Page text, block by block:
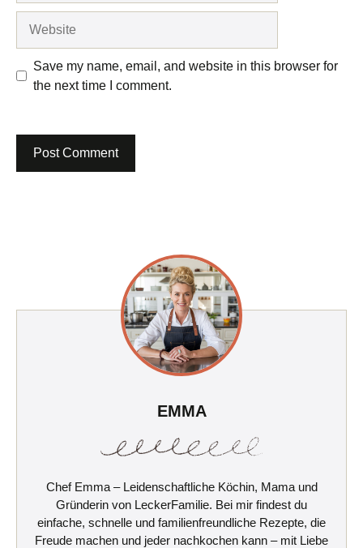
Save my name, email, and website in this browser for
the next time I comment.
EMMA
Chef Emma – Leidenschaftliche Köchin, Mama und
Gründerin von LeckerFamilie. Bei mir findest du
einfache, schnelle und familienfreundliche Rezepte, die
Freude machen und jeder nachkochen kann – mit Liebe